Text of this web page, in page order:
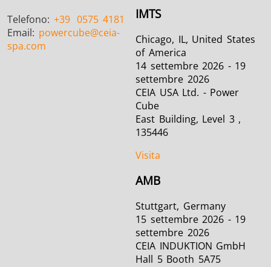
Telefono: +39 0575 4181
Email: powercube@ceia-
spa.com
IMTS
Chicago, IL, United States
of America
14 settembre 2026 - 19
settembre 2026
CEIA USA Ltd. - Power
Cube
East Building, Level 3 ,
135446
Visita
AMB
Stuttgart, Germany
15 settembre 2026 - 19
settembre 2026
CEIA INDUKTION GmbH
Hall 5 Booth 5A75